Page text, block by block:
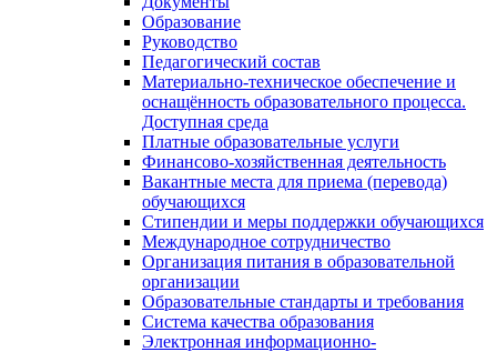
Образование
Руководство
Педагогический состав
Материально-техническое обеспечение и
оснащённость образовательного процесса.
Доступная среда
Платные образовательные услуги
Финансово-хозяйственная деятельность
Вакантные места для приема (перевода)
обучающихся
Стипендии и меры поддержки обучающихся
Международное сотрудничество
Организация питания в образовательной
организации
Образовательные стандарты и требования
Система качества образования
Электронная информационно-